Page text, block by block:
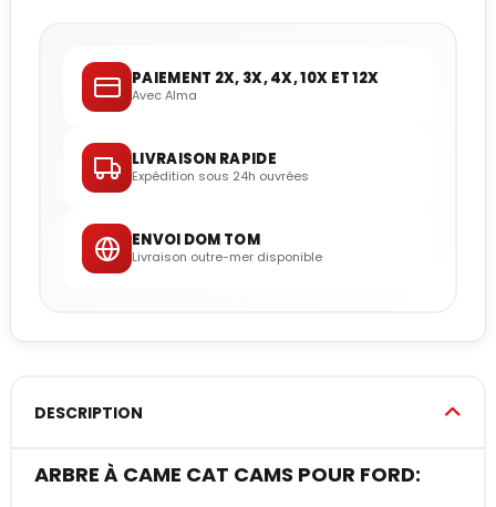
PAIEMENT 2X, 3X, 4X, 10X ET 12X
Avec Alma
LIVRAISON RAPIDE
Expédition sous 24h ouvrées
ENVOI DOM TOM
Livraison outre-mer disponible
DESCRIPTION
ARBRE À CAME CAT CAMS POUR FORD: